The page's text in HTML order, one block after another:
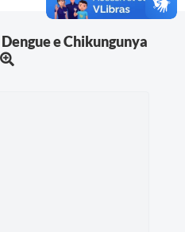
Dengue e Chikungunya